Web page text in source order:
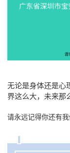
无论是身体还是心
界这么大，未来那
请永远记得你还有我